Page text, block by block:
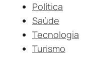
Política
Saúde
Tecnologia
Turismo